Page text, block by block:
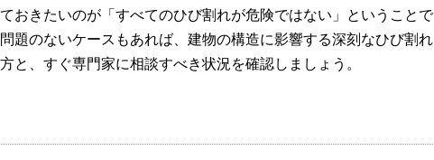
おきたいのが「すべてのひび割れが危険ではない」ということで
題のないケースもあれば、建物の構造に影響する深刻なひび割れ
と、すぐ専門家に相談すべき状況を確認しましょう。